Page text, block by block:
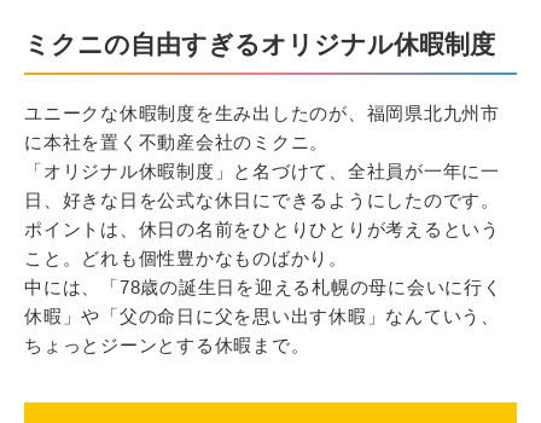
ミクニの自由すぎるオリジナル休暇制度
ユニークな休暇制度を生み出したのが、福岡県北九州市
に本社を置く不動産会社のミクニ。
「オリジナル休暇制度」と名づけて、全社員が一年に一
日、好きな日を公式な休日にできるようにしたのです。
ポイントは、休日の名前をひとりひとりが考えるという
こと。どれも個性豊かなものばかり。
中には、「78歳の誕生日を迎える札幌の母に会いに行く
休暇」や「父の命日に父を思い出す休暇」なんていう、
ちょっとジーンとする休暇まで。